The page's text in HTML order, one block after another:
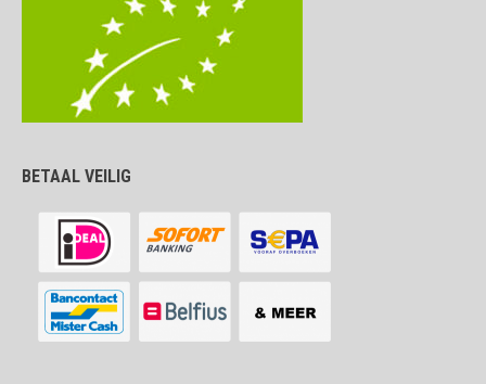
BETAAL VEILIG